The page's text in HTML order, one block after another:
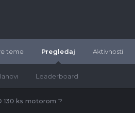
teme Pregledaj
Leaderboard
Aktivnosti
130 ks motorom ?